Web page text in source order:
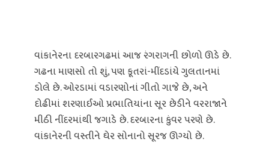
વાંકાનેરના દરબારગઢમાં આજ રંગરાગની છોળો ઊડે છે.
ગઢના માણસો તો શું, પણ કૂતરાં-મીંદડાંયે ગુલતાનમાં
ડોલે છે. ઓરડામાં વડારણોનાં ગીતો ગાજે છે, અને
દોઢીમાં શરણાઈઓ પ્રભાતિયાંના સૂર છેડીને વરરાજાને
મીઠી નીંદરમાંથી જગાડે છે. દરબારના કુંવર પરણે છે.
વાંકાનેરની વસ્તીને ઘેર સોનાનો સૂરજ ઊગ્યો છે.